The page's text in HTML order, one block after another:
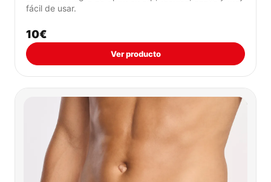
fácil de usar.
10€
Ver producto